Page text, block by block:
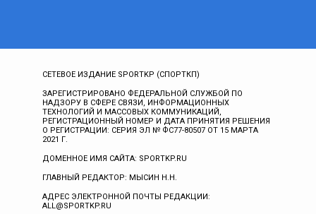
СЕТЕВОЕ ИЗДАНИЕ SPORTKP (СПОРТКП)
ЗАРЕГИСТРИРОВАНО ФЕДЕРАЛЬНОЙ СЛУЖБОЙ ПО
НАДЗОРУ В СФЕРЕ СВЯЗИ, ИНФОРМАЦИОННЫХ
ТЕХНОЛОГИЙ И МАССОВЫХ КОММУНИКАЦИЙ,
РЕГИСТРАЦИОННЫЙ НОМЕР И ДАТА ПРИНЯТИЯ РЕШЕНИЯ
О РЕГИСТРАЦИИ: СЕРИЯ ЭЛ № ФС77-80507 ОТ 15 МАРТА
2021 Г.
ДОМЕННОЕ ИМЯ САЙТА: SPORTKP.RU
ГЛАВНЫЙ РЕДАКТОР: МЫСИН Н.Н.
АДРЕС ЭЛЕКТРОННОЙ ПОЧТЫ РЕДАКЦИИ:
ALL@SPORTKP.RU